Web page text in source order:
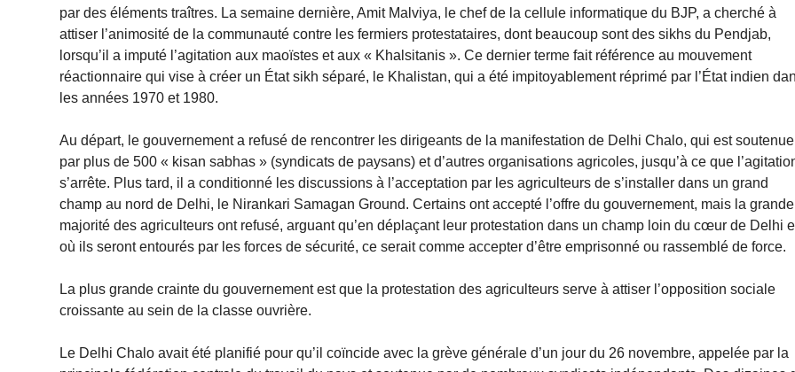
par des éléments traîtres. La semaine dernière, Amit Malviya, le chef de la cellule informatique du BJP, a cherché à
attiser l’animosité de la communauté contre les fermiers protestataires, dont beaucoup sont des sikhs du Pendjab,
lorsqu’il a imputé l’agitation aux maoïstes et aux « Khalsitanis ». Ce dernier terme fait référence au mouvement
réactionnaire qui vise à créer un État sikh séparé, le Khalistan, qui a été impitoyablement réprimé par l’État indien
les années 1970 et 1980.
Au départ, le gouvernement a refusé de rencontrer les dirigeants de la manifestation de Delhi Chalo, qui est soutenue
par plus de 500 « kisan sabhas » (syndicats de paysans) et d’autres organisations agricoles, jusqu’à ce que
s’arrête. Plus tard, il a conditionné les discussions à l’acceptation par les agriculteurs de s’installer dans un grand
champ au nord de Delhi, le Nirankari Samagan Ground. Certains ont accepté l’offre du gouvernement, mais la grande
majorité des agriculteurs ont refusé, arguant qu’en déplaçant leur protestation dans un champ loin du cœur de Delhi
où ils seront entourés par les forces de sécurité, ce serait comme accepter d’être emprisonné ou rassemblé de force.
La plus grande crainte du gouvernement est que la protestation des agriculteurs serve à attiser l’opposition sociale
croissante au sein de la classe ouvrière.
Le Delhi Chalo avait été planifié pour qu’il coïncide avec la grève générale d’un jour du 26 novembre, appelée par la